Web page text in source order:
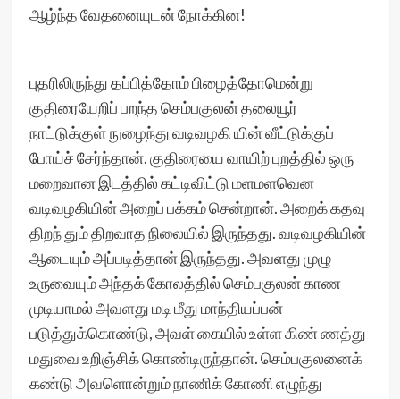
ஆழ்ந்த வேதனையுடன் நோக்கின!
புதரிலிருந்து தப்பித்தோம் பிழைத்தோமென்று
குதிரையேறிப் பறந்த செம்பகுலன் தலையூர்
நாட்டுக்குள் நுழைந்து வடிவழகி யின் வீட்டுக்குப்
போய்ச் சேர்ந்தான். குதிரையை வாயிற் புறத்தில் ஒரு
மறைவான இடத்தில் கட்டிவிட்டு மளமளவென
வடிவழகியின் அறைப் பக்கம் சென்றான். அறைக் கதவு
திறந் தும் திறவாத நிலையில் இருந்தது. வடிவழகியின்
ஆடையும் அப்படித்தான் இருந்தது. அவளது முழு
உருவையும் அந்தக் கோலத்தில் செம்பகுலன் காண
முடியாமல் அவளது மடி மீது மாந்தியப்பன்
படுத்துக்கொண்டு, அவள் கையில் உள்ள கிண் ணத்து
மதுவை உறிஞ்சிக் கொண்டிருந்தான். செம்பகுலனைக்
கண்டு அவளொன்றும் நாணிக் கோணி எழுந்து